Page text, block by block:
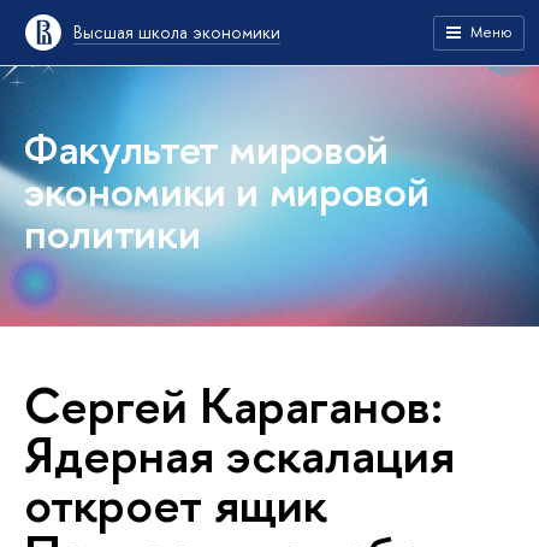
Высшая школа экономики Меню
Факультет мировой
экономики и мировой
политики
Сергей Караганов:
Ядерная эскалация
откроет ящик